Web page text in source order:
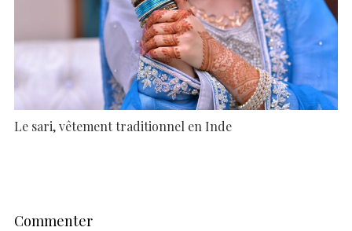
Le sari, vêtement traditionnel en Inde
Commenter